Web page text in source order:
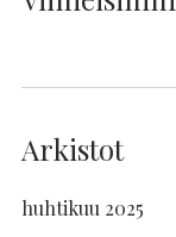
Arkistot
huhtikuu 2025